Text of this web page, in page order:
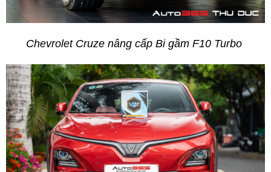
Chevrolet Cruze nâng cấp Bi gầm F10 Turbo